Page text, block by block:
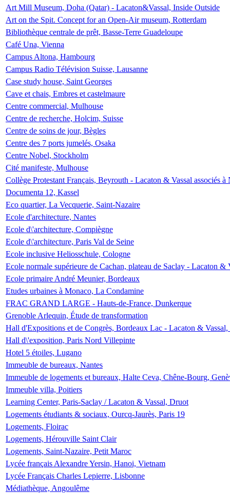
Art Mill Museum, Doha (Qatar) - Lacaton&Vassal, Inside Outside
Art on the Spit. Concept for an Open-Air museum, Rotterdam
Bibliothèque centrale de prêt, Basse-Terre Guadeloupe
Café Una, Vienna
Campus Altona, Hambourg
Campus Radio Télévision Suisse, Lausanne
Case study house, Saint Georges
Cave et chais, Embres et castelmaure
Centre commercial, Mulhouse
Centre de recherche, Holcim, Suisse
Centre de soins de jour, Bègles
Centre des 7 ports jumelés, Osaka
Centre Nobel, Stockholm
Cité manifeste, Mulhouse
Collège Protestant Français, Beyrouth - Lacaton & Vassal associés
Documenta 12, Kassel
Eco quartier, La Vecquerie, Saint-Nazaire
Ecole d'architecture, Nantes
Ecole d\'architecture, Compiègne
Ecole d\'architecture, Paris Val de Seine
Ecole inclusive Heliosschule, Cologne
Ecole normale supérieure de Cachan, plateau de Saclay - Lacaton &
Ecole primaire André Meunier, Bordeaux
Etudes urbaines à Monaco, La Condamine
FRAC GRAND LARGE - Hauts-de-France, Dunkerque
Grenoble Arlequin, Étude de transformation
Hall d'Expositions et de Congrès, Bordeaux Lac - Lacaton &
Hall d\'exposition, Paris Nord Villepinte
Hotel 5 étoiles, Lugano
Immeuble de bureaux, Nantes
Immeuble de logements et bureaux, Halte Ceva, Chêne-Bourg,
Immeuble villa, Poitiers
Learning Center, Paris-Saclay / Lacaton & Vassal, Druot
Logements étudiants & sociaux, Ourcq-Jaurès, Paris 19
Logements, Floirac
Logements, Hérouville Saint Clair
Logements, Saint-Nazaire, Petit Maroc
Lycée français Alexandre Yersin, Hanoi, Vietnam
Lycée Français Charles Lepierre, Lisbonne
Médiathèque, Angoulême